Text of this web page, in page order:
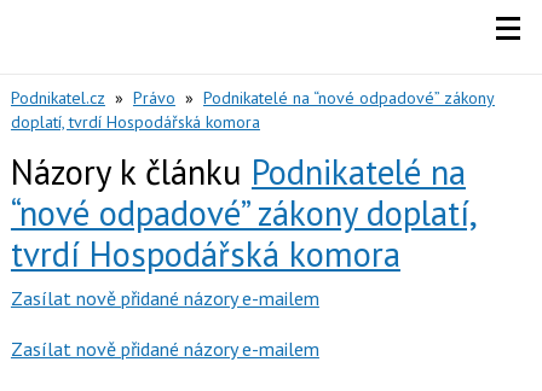
Podnikatel.cz » Právo » Podnikatelé na “nové odpadové” zákony
doplatí, tvrdí Hospodářská komora
Názory k článku Podnikatelé na
“nové odpadové” zákony doplatí,
tvrdí Hospodářská komora
Zasílat nově přidané názory e-mailem
Zasílat nově přidané názory e-mailem